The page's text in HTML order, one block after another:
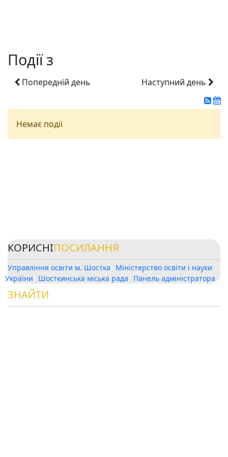
Події з
Попередній день Наступний день
Немає події
КОРИСНІПОСИЛАННЯ
Управління освіти м. Шостка
Міністерство освіти і науки
України
Шосткинська міська рада Панель адміністратора
ЗНАЙТИ